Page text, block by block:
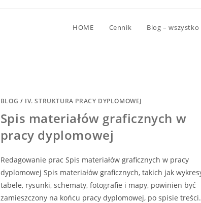
HOME Cennik Blog –
BLOG / IV. STRUKTURA PRACY DYPLOMOWEJ
Spis materiałów graficznych w
pracy dyplomowej
Redagowanie prac Spis materiałów graficznych w pracy
dyplomowej Spis materiałów graficznych, takich jak
tabele, rysunki, schematy, fotografie i mapy, powinien być
zamieszczony na końcu pracy dyplomowej, po spisie